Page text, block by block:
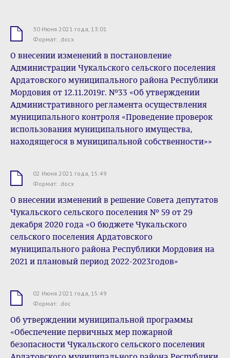
30 Июня 2021 года, 13:01
Формат: .docx
О внесении изменений в постановление
Администрации Чукальского сельского поселения
Ардатовского муниципального района Республики
Мордовия от 12.11.2019г. №33 «Об утверждении
Административного регламента осуществления
муниципального контроля «Проведение проверок
использования муниципального имущества,
находящегося в муниципальной собственности»»
02 Июня 2021 года, 15:49
Формат: .docx
О внесении изменений в решение Совета депутатов
Чукальского сельского поселения № 59 от 29
декабря 2020 года «О бюджете Чукальского
сельского поселения Ардатовского
муниципального района Республики Мордовия на
2021 и плановый период 2022-2023годов»
02 Июня 2021 года, 15:49
Формат: .doc
Об утверждении муниципальной программы
«Обеспечение первичных мер пожарной
безопасности Чукальского сельского поселения